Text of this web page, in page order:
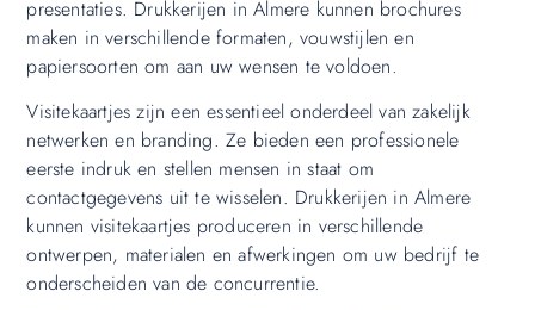
presentaties. Drukkerijen in Almere kunnen brochures
maken in verschillende formaten, vouwstijlen en
papiersoorten om aan uw wensen te voldoen.
Visitekaartjes zijn een essentieel onderdeel van zakelijk
netwerken en branding. Ze bieden een professionele
eerste indruk en stellen mensen in staat om
contactgegevens uit te wisselen. Drukkerijen in Almere
kunnen visitekaartjes produceren in verschillende
ontwerpen, materialen en afwerkingen om uw bedrijf te
onderscheiden van de concurrentie.